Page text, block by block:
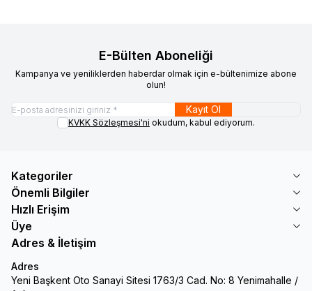
E-Bülten Aboneliği
Kampanya ve yeniliklerden haberdar olmak için e-bültenimize abone
olun!
Kayıt Ol
KVKK Sözleşmesi'ni okudum, kabul ediyorum.
Kategoriler
Önemli Bilgiler
Hızlı Erişim
Üye
Adres & İletişim
Adres
Yeni Başkent Oto Sanayi Sitesi 1763/3 Cad. No: 8 Yenimahalle /